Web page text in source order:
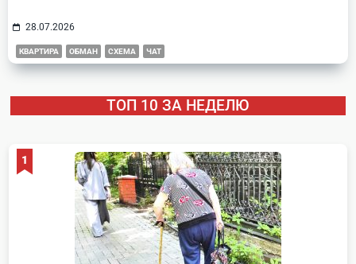
28.07.2026
КВАРТИРА ОБМАН СХЕМА ЧАТ
ТОП 10 ЗА НЕДЕЛЮ